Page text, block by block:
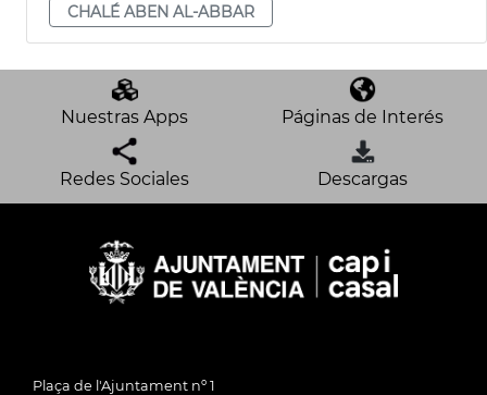
CHALÉ ABEN AL-ABBAR
Nuestras Apps Páginas de Interés
Redes Sociales Descargas
Plaça de l'Ajuntament nº 1